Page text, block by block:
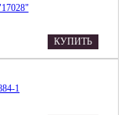
КУПИТЬ
1